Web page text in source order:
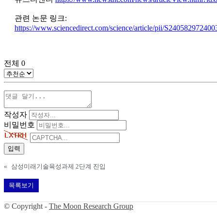
관련 논문 링크:
https://www.sciencedirect.com/science/article/pii/
전체 0
작성자
비밀번호
« 삼성미래기술육성과제 2단계 진입
목록보기
© Copyright - The Moon Research Group